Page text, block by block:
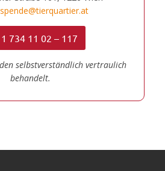
spende@tierquartier.at
734 11 02 – 117
selbstverständlich vertraulich
behandelt.